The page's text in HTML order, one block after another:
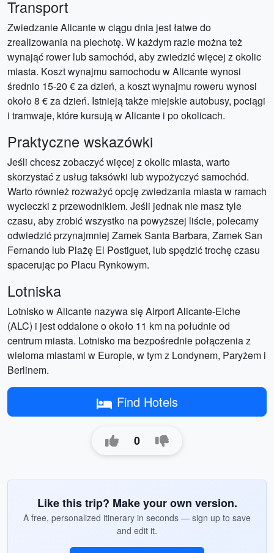
Transport
Zwiedzanie Alicante w ciągu dnia jest łatwe do
zrealizowania na piechotę. W każdym razie można też
wynająć rower lub samochód, aby zwiedzić więcej z okolic
miasta. Koszt wynajmu samochodu w Alicante wynosi
średnio 15-20 € za dzień, a koszt wynajmu roweru wynosi
około 8 € za dzień. Istnieją także miejskie autobusy, pociągi
i tramwaje, które kursują w Alicante i po okolicach.
Praktyczne wskazówki
Jeśli chcesz zobaczyć więcej z okolic miasta, warto
skorzystać z usług taksówki lub wypożyczyć samochód.
Warto również rozważyć opcję zwiedzania miasta w ramach
wycieczki z przewodnikiem. Jeśli jednak nie masz tyle
czasu, aby zrobić wszystko na powyższej liście, polecamy
odwiedzić przynajmniej Zamek Santa Barbara, Zamek San
Fernando lub Plażę El Postiguet, lub spędzić trochę czasu
spacerując po Placu Rynkowym.
Lotniska
Lotnisko w Alicante nazywa się Airport Alicante-Elche
(ALC) i jest oddalone o około 11 km na południe od
centrum miasta. Lotnisko ma bezpośrednie połączenia z
wieloma miastami w Europie, w tym z Londynem, Paryżem i
Berlinem.
Find Hotels
0
Like this trip? Make your own version.
A free, personalized itinerary in seconds — sign up to save
and edit it.